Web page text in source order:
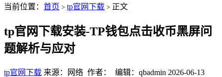
当前位置： 首页 > tp官网下载 > 正文
tp官网下载安装-TP钱包点击收币黑屏问
题解析与应对
tp官网下载 来源：网络 作者： 编辑：qbadmin 2026-06-13